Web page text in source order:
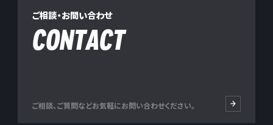
ご相談・お問い合わせ
CONTACT
ご相談、ご質問などお気軽にお問い合わせください。